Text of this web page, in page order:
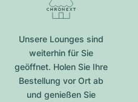
Unsere Lounges sind
weiterhin für Sie
geöffnet. Holen Sie Ihre
Bestellung vor Ort ab
und genießen Sie